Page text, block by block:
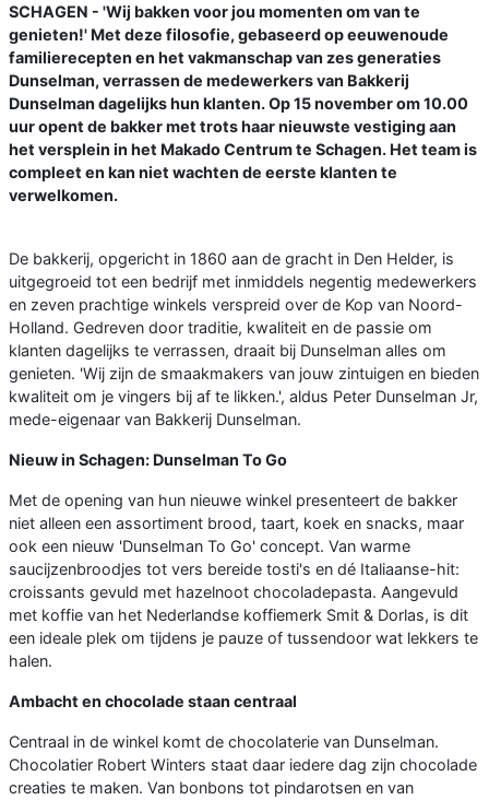
SCHAGEN - 'Wij bakken voor jou momenten om van te
genieten!' Met deze filosofie, gebaseerd op eeuwenoude
familierecepten en het vakmanschap van zes generaties
Dunselman, verrassen de medewerkers van Bakkerij
Dunselman dagelijks hun klanten. Op 15 november om 10.00
uur opent de bakker met trots haar nieuwste vestiging aan
het versplein in het Makado Centrum te Schagen. Het team is
compleet en kan niet wachten de eerste klanten te
verwelkomen.
De bakkerij, opgericht in 1860 aan de gracht in Den Helder, is
uitgegroeid tot een bedrijf met inmiddels negentig medewerkers
en zeven prachtige winkels verspreid over de Kop van Noord-
Holland. Gedreven door traditie, kwaliteit en de passie om
klanten dagelijks te verrassen, draait bij Dunselman alles om
genieten. 'Wij zijn de smaakmakers van jouw zintuigen en bieden
kwaliteit om je vingers bij af te likken.', aldus Peter Dunselman Jr,
mede-eigenaar van Bakkerij Dunselman.
Nieuw in Schagen: Dunselman To Go
Met de opening van hun nieuwe winkel presenteert de bakker
niet alleen een assortiment brood, taart, koek en snacks, maar
ook een nieuw 'Dunselman To Go' concept. Van warme
saucijzenbroodjes tot vers bereide tosti's en dé Italiaanse-hit:
croissants gevuld met hazelnoot chocoladepasta. Aangevuld
met koffie van het Nederlandse koffiemerk Smit & Dorlas, is dit
een ideale plek om tijdens je pauze of tussendoor wat lekkers te
halen.
Ambacht en chocolade staan centraal
Centraal in de winkel komt de chocolaterie van Dunselman.
Chocolatier Robert Winters staat daar iedere dag zijn chocolade
creaties te maken. Van bonbons tot pindarotsen en van